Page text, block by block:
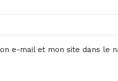
e-mail et mon site dans le